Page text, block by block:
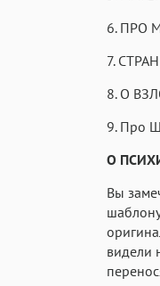
6. ПРО
7.
8. О
9. Про
О
Вы
видели